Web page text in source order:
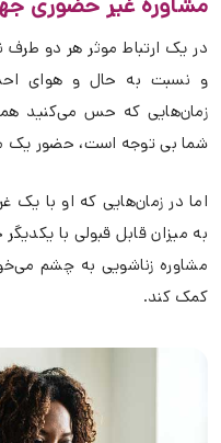
در یک ارتباط موثر هر دو
و نسبت به حال و هوای
زمان‌هایی که حس می‌کنید
شما بی توجه است، حضور یک
اما در زمان‌هایی که او با یک
به میزان قابل قبولی با
مشاوره زناشویی به چشم
کمک کند.